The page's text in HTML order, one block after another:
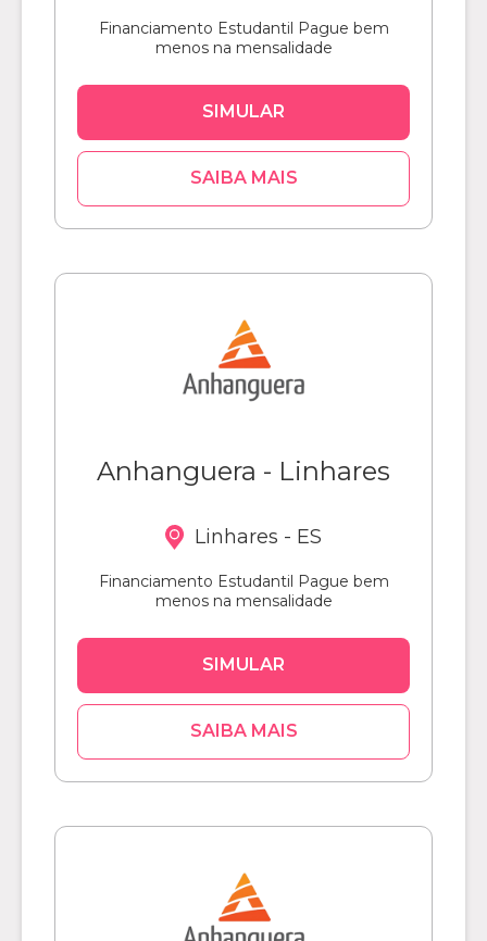
Financiamento Estudantil Pague bem
menos na mensalidade
SIMULAR
SAIBA MAIS
Anhanguera - Linhares
Linhares - ES
Financiamento Estudantil Pague bem
menos na mensalidade
SIMULAR
SAIBA MAIS